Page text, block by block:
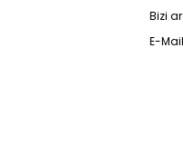
Bizi
E-Mail